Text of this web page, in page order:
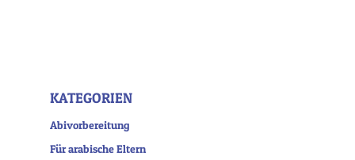
KATEGORIEN
Abivorbereitung
Für arabische Eltern